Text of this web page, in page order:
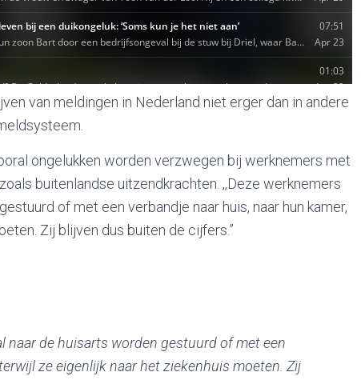
van meldingen in Nederland niet erger dan in andere
ongelukken worden verzwegen bij werknemers met
buitenlandse uitzendkrachten. ,,Deze werknemers
of met een verbandje naar huis, naar hun kamer,
Zij blijven dus buiten de cijfers.”
naar de huisarts worden gestuurd of met een
ze eigenlijk naar het ziekenhuis moeten. Zij